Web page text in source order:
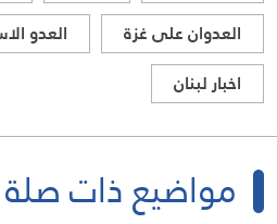
العدوان على غزة
العدو
اخبار لبنان
مواضيع ذات صلة